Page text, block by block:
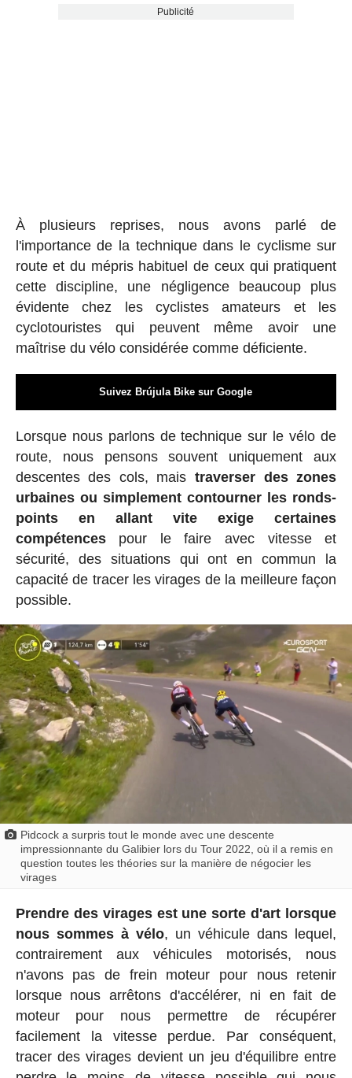
Publicité
À plusieurs reprises, nous avons parlé de
l'importance de la technique dans le cyclisme sur
route et du mépris habituel de ceux qui pratiquent
cette discipline, une négligence beaucoup plus
évidente chez les cyclistes amateurs et les
cyclotouristes qui peuvent même avoir une
maîtrise du vélo considérée comme déficiente.
Suivez Brújula Bike sur Google
Lorsque nous parlons de technique sur le vélo de
route, nous pensons souvent uniquement aux
descentes des cols, maistraverser des zones
urbaines ou simplement contourner les ronds-
points en allant vite exige certaines
compétences pour le faire avec vitesse et
sécurité, des situations qui ont en commun la
capacité de tracer les virages de la meilleure façon
possible.
Pidcock a surpris tout le monde avec une descente
impressionnante du Galibier lors du Tour 2022, où il a remis en
question toutes les théories sur la manière de négocier les
virages
Prendre des virages est une sorte d'art lorsque
nous sommes à vélo, un véhicule dans lequel,
contrairement aux véhicules motorisés, nous
n'avons pas de frein moteur pour nous retenir
lorsque nous arrêtons d'accélérer, ni en fait de
moteur pour nous permettre de récupérer
facilement la vitesse perdue. Par conséquent,
tracer des virages devient un jeu d'équilibre entre